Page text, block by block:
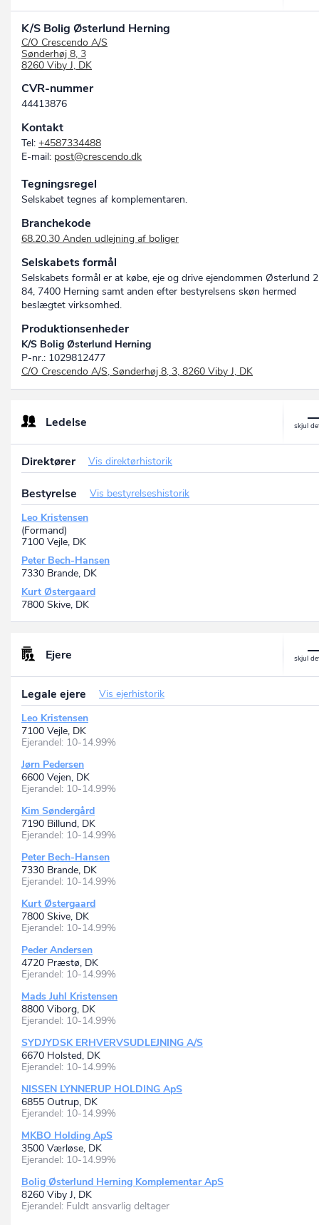
K/S Bolig Østerlund Herning
C/O Crescendo A/S
Sønderhøj 8, 3
8260 Viby J, DK
CVR-nummer
44413876
Kontakt
Tel: +4587334488
E-mail: post@crescendo.dk
Tegningsregel
Selskabet tegnes af komplementaren.
Branchekode
68.20.30 Anden udlejning af boliger
Selskabets formål
Selskabets formål er at købe, eje og drive ejendommen Østerlund
84, 7400 Herning samt anden efter bestyrelsens skøn hermed
beslægtet virksomhed.
Produktionsenheder
K/S Bolig Østerlund Herning
P-nr.: 1029812477
C/O Crescendo A/S, Sønderhøj 8, 3, 8260 Viby J, DK
Ledelse
Direktører Vis direktørhistorik
Bestyrelse
Vis bestyrelseshistorik
Leo Kristensen
(Formand)
7100 Vejle, DK
Peter Bech-Hansen
7330 Brande, DK
Kurt Østergaard
7800 Skive, DK
Ejere
Legale ejere
Vis ejerhistorik
Leo Kristensen
7100 Vejle, DK
Ejerandel: 10-14.99%
Jørn Pedersen
6600 Vejen, DK
Ejerandel: 10-14.99%
Kim Søndergård
7190 Billund, DK
Ejerandel: 10-14.99%
Peter Bech-Hansen
7330 Brande, DK
Ejerandel: 10-14.99%
Kurt Østergaard
7800 Skive, DK
Ejerandel: 10-14.99%
Peder Andersen
4720 Præstø, DK
Ejerandel: 10-14.99%
Mads Juhl Kristensen
8800 Viborg, DK
Ejerandel: 10-14.99%
SYDJYDSK ERHVERVSUDLEJNING A/S
6670 Holsted, DK
Ejerandel: 10-14.99%
NISSEN LYNNERUP HOLDING ApS
6855 Outrup, DK
Ejerandel: 10-14.99%
MKBO Holding ApS
3500 Værløse, DK
Ejerandel: 10-14.99%
Bolig Østerlund Herning Komplementar ApS
8260 Viby J, DK
Ejerandel: Fuldt ansvarlig deltager